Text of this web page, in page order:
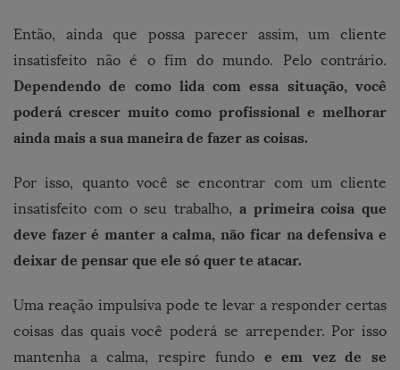
Então, ainda que possa parecer assim, um cliente
insatisfeito não é o fim do mundo. Pelo contrário.
Dependendo de como lida com essa situação, você
poderá crescer muito como profissional e melhorar
ainda mais a sua maneira de fazer as coisas.
Por isso, quanto você se encontrar com um cliente
insatisfeito com o seu trabalho, a primeira coisa que
deve fazer é manter a calma, não ficar na defensiva e
deixar de pensar que ele só quer te atacar.
Uma reação impulsiva pode te levar a responder certas
coisas das quais você poderá se arrepender. Por isso
mantenha a calma, respire fundo e em vez de se